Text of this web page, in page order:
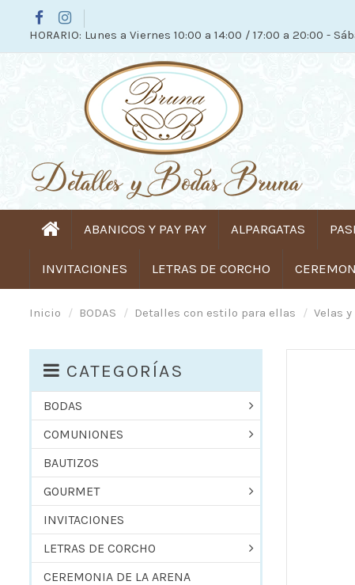
HORARIO: Lunes a Viernes 10:00 a 14:00 / 17:00 a 20:00 -
ABANICOS Y PAY PAY ALPARGATAS
INVITACIONES LETRAS DE CORCHO
Inicio BODAS Detalles con estilo para ellas Velas
CATEGORÍAS
BODAS
COMUNIONES
BAUTIZOS
GOURMET
INVITACIONES
LETRAS DE CORCHO
CEREMONIA DE LA ARENA